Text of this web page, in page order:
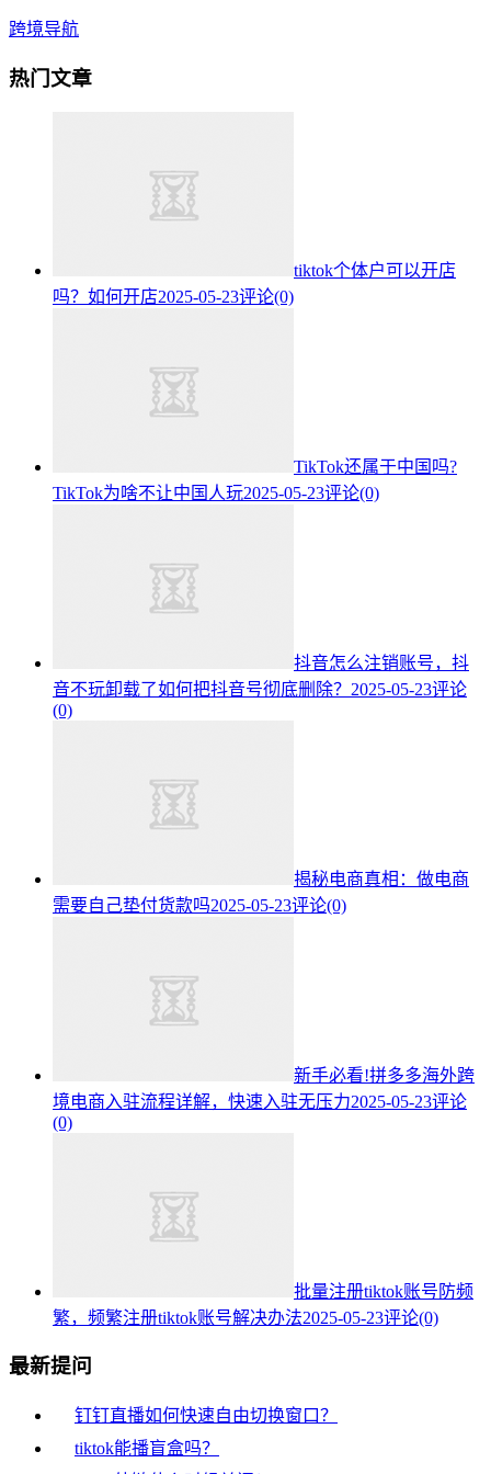
跨境导航
热门文章
tiktok个体户可以开店
吗？如何开店2025-05-23评论(0)
TikTok还属于中国吗?
TikTok为啥不让中国人玩2025-05-23评论(0)
抖音怎么注销账号，抖
音不玩卸载了如何把抖音号彻底删除？ 2025-05-23评论
(0)
揭秘电商真相：做电商
需要自己垫付货款吗2025-05-23评论(0)
新手必看!拼多多海外跨
境电商入驻流程详解，快速入驻无压力2025-05-23评论
(0)
批量注册tiktok账号防频
繁，频繁注册tiktok账号解决办法2025-05-23评论(0)
最新提问
钉钉直播如何快速自由切换窗口？
tiktok能播盲盒吗？